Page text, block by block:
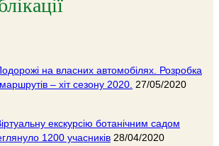
на власних автомобілях. Розробка
– хіт сезону 2020. 27/05/2020
екскурсію ботанічним садом
1200 учасників 28/04/2020